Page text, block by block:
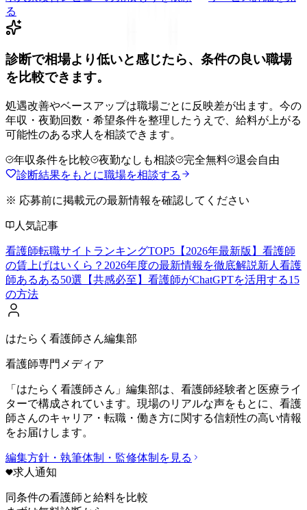
る
診断で相場より低いと感じたら、条件の良い職場
を比較できます。
処遇改善やベースアップは職場ごとに反映差が出ます。今の
年収・夜勤回数・希望条件を整理したうえで、給料が上がる
可能性のある求人を相談できます。
年収条件を比較 夜勤なしも相談 完全無料
退会自由
診断結果をもとに職場を相談する
※ 応募前に掲載元の最新情報を確認してください
人気記事
看護師転職サイトランキングTOP5【2026年最新版】 看護師
の賃上げはいくら？2026年度の最新情報を徹底解説新人看護
師あるある50選【共感必至】 看護師がChatGPTを活用する15
の方法
はたらく看護師さん編集部
看護師専門メディア
「はたらく看護師さん」編集部は、看護師経験者と医療ライ
ターで構成されています。現場のリアルな声をもとに、看護
師さんのキャリア・転職・働き方に関する信頼性の高い情報
をお届けします。
編集方針・執筆体制・監修体制を見る
求人通知
同条件の看護師と給料を比較